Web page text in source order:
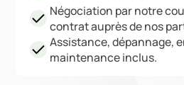
Négociation par notre
contrat auprès de nos
Assistance, dépannage,
maintenance inclus.